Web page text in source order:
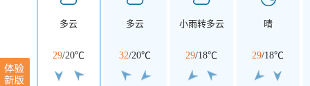
多云
29/20℃
多云
32/20℃
小雨转多云
29/18℃
晴
29/18℃